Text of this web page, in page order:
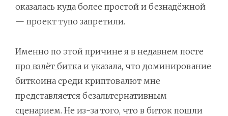
оказалась куда более простой и безнадёжной
— проект тупо запретили.
Именно по этой причине я в недавнем посте
про взлёт битка и указала, что доминирование
биткоина среди криптовалют мне
представляется безальтернативным
сценарием. Не из-за того, что в биток пошли